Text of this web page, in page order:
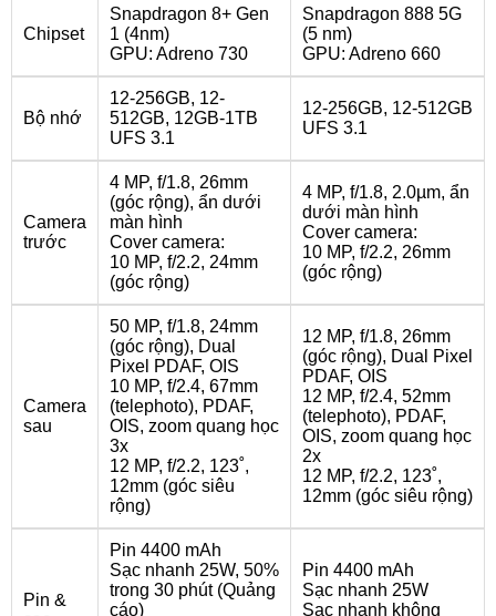
Chipset
Snapdragon 8+ Gen
1 (4nm)
GPU: Adreno 730
Snapdragon 888 5G
(5 nm)
GPU: Adreno 660
Bộ nhớ
12-256GB, 12-
512GB, 12GB-1TB
UFS 3.1
12-256GB, 12-512GB
UFS 3.1
Camera
trước
4 MP, f/1.8, 26mm
(góc rộng), ẩn dưới
màn hình
Cover camera:
10 MP, f/2.2, 24mm
(góc rộng)
4 MP, f/1.8, 2.0µm, ẩn
dưới màn hình
Cover camera:
10 MP, f/2.2, 26mm
(góc rộng)
Camera
sau
50 MP, f/1.8, 24mm
(góc rộng), Dual
Pixel PDAF, OIS
10 MP, f/2.4, 67mm
(telephoto), PDAF,
OIS, zoom quang học
3x
12 MP, f/2.2, 123˚,
12mm (góc siêu
rộng)
12 MP, f/1.8, 26mm
(góc rộng), Dual Pixel
PDAF, OIS
12 MP, f/2.4, 52mm
(telephoto), PDAF,
OIS, zoom quang học
2x
12 MP, f/2.2, 123˚,
12mm (góc siêu rộng)
Pin &
Pin 4400 mAh
Sạc nhanh 25W, 50%
trong 30 phút (Quảng
cáo)
Pin 4400 mAh
Sạc nhanh 25W
Sạc nhanh không